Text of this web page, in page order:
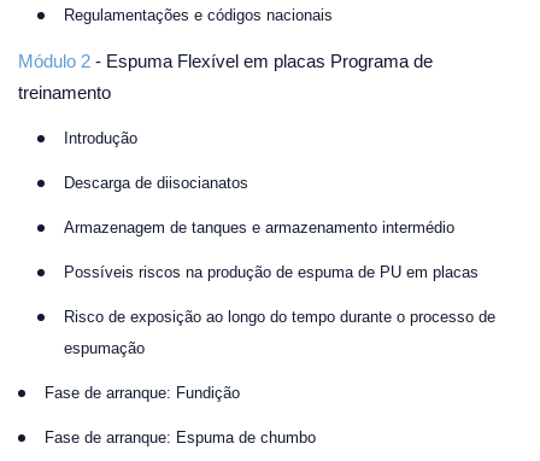
Regulamentações e códigos nacionais
Módulo 2 - Espuma Flexível em placas Programa de
treinamento
Introdução
Descarga de diisocianatos
Armazenagem de tanques e armazenamento intermédio
Possíveis riscos na produção de espuma de PU em placas
Risco de exposição ao longo do tempo durante o processo de
espumação
Fase de arranque: Fundição
Fase de arranque: Espuma de chumbo